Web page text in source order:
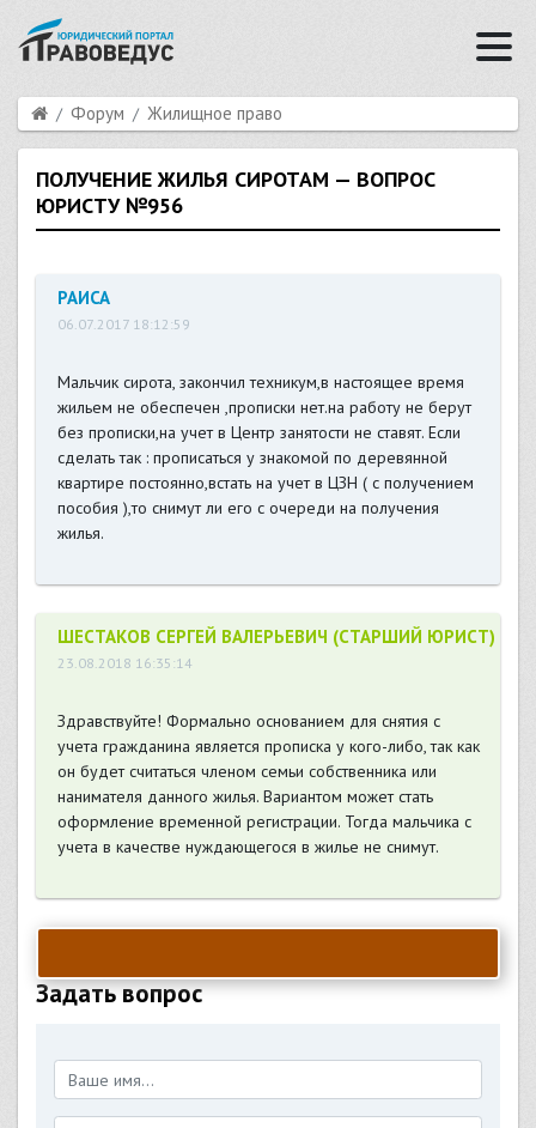
Форум Жилищное право
ПОЛУЧЕНИЕ ЖИЛЬЯ СИРОТАМ — ВОПРОС
ЮРИСТУ №956
РАИСА
06.07.2017 18:12:59
Мальчик сирота, закончил техникум,в настоящее время
жильем не обеспечен ,прописки нет.на работу не берут
без прописки,на учет в Центр занятости не ставят. Если
сделать так : прописаться у знакомой по деревянной
квартире постоянно,встать на учет в ЦЗН ( с получением
пособия ),то снимут ли его с очереди на получения
жилья.
ШЕСТАКОВ СЕРГЕЙ ВАЛЕРЬЕВИЧ (СТАРШИЙ ЮРИСТ)
23.08.2018 16:35:14
Здравствуйте! Формально основанием для снятия с
учета гражданина является прописка у кого-либо, так как
он будет считаться членом семьи собственника или
нанимателя данного жилья. Вариантом может стать
оформление временной регистрации. Тогда мальчика с
учета в качестве нуждающегося в жилье не снимут.
Задать вопрос